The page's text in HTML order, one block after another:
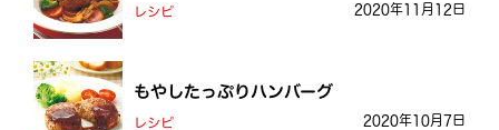
レシピ 2020年11月12日
もやしたっぷりハンバーグ
レシピ 2020年10月7日